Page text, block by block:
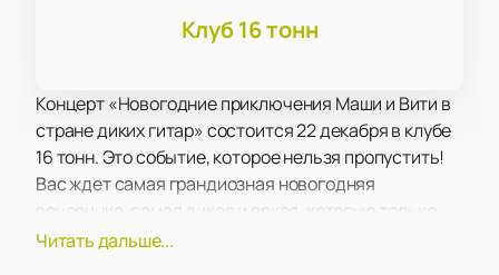
Клуб 16 тонн
Концерт «Новогодние приключения Маши и Вити в
стране диких гитар» состоится 22 декабря в клубе
16 тонн. Это событие, которое нельзя пропустить!
Вас ждет самая грандиозная новогодняя
вечеринка, самая дикая и яркая, которую только
можно представить. Клуб 16 тонн готовит для вас
Читать дальше...